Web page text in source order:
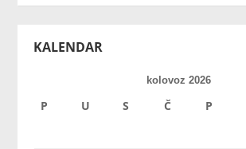
KALENDAR
kolovoz 2026
P U S Č P